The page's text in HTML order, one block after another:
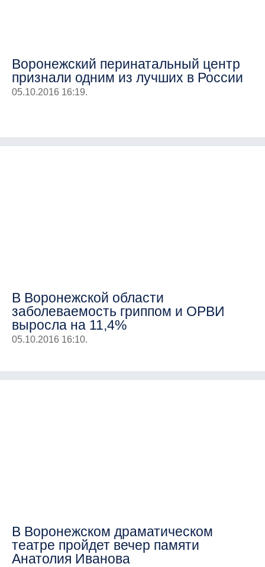
Воронежский перинатальный центр
признали одним из лучших в России
05.10.2016 16:19.
В Воронежской области
заболеваемость гриппом и ОРВИ
выросла на 11,4%
05.10.2016 16:10.
В Воронежском драматическом
театре пройдет вечер памяти
Анатолия Иванова